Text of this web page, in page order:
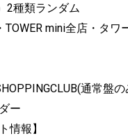
2種類ランダム
mini全店・タワ
通常盤
ー
情報】